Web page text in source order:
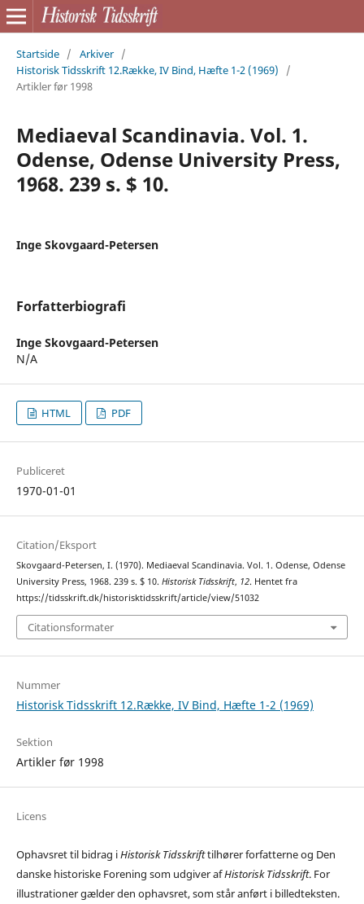
Startside / Arkiver /
Historisk Tidsskrift 12.Række, IV Bind, Hæfte 1-2 (1969)
/
Artikler før 1998
Mediaeval Scandinavia. Vol. 1.
Odense, Odense University Press,
1968. 239 s. $ 10.
Inge Skovgaard-Petersen
Forfatterbiografi
Inge Skovgaard-Petersen
N/A
HTML PDF
Publiceret
1970-01-01
Citation/Eksport
Skovgaard-Petersen, I. (1970). Mediaeval Scandinavia. Vol. 1. Odense, Odense
University Press, 1968. 239 s. $ 10. Historisk Tidsskrift, 12. Hentet fra
https://tidsskrift.dk/historisktidsskrift/article/view/51032
Citationsformater
Nummer
Historisk Tidsskrift 12.Række, IV Bind, Hæfte 1-2 (1969)
Sektion
Artikler før 1998
Licens
Ophavsret til bidrag iHistorisk Tidsskrifttilhører forfatterne og Den
danske historiske Forening som udgiver afHistorisk Tidsskrift. For
illustrationer gælder den ophavsret, som står anført i billedteksten.